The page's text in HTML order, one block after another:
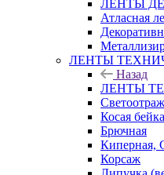
ЛЕНТЫ
Атласная
ЛЕНТЫ
Назад
ЛЕНТЫ
Косая бейка
Брючная
Киперная,
Корсаж